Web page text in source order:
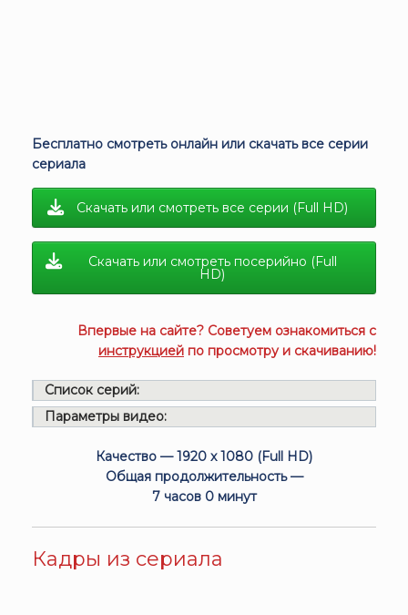
Бесплатно смотреть онлайн или скачать все серии
сериала
Скачать или смотреть все серии (Full HD)
Скачать или смотреть посерийно (Full
HD)
Впервые на сайте? Советуем ознакомиться с
инструкцией по просмотру и скачиванию!
Список серий:
Параметры видео:
Качество — 1920 x 1080 (Full HD)
Общая продолжительность —
7 часов 0 минут
Кадры из сериала